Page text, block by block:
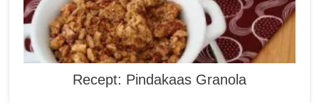
Recept: Pindakaas Granola